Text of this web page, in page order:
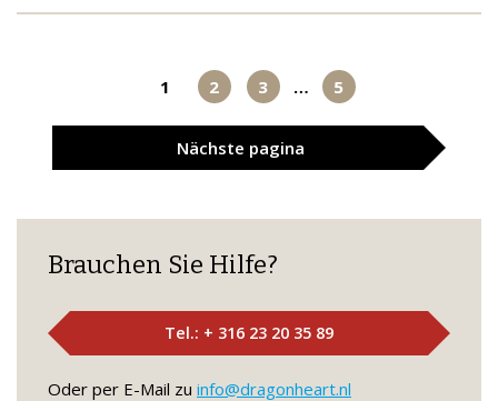
1 2 3 … 5
Nächste pagina
Brauchen Sie Hilfe?
Tel.: + 316 23 20 35 89
Oder per E-Mail zu info@dragonheart.nl